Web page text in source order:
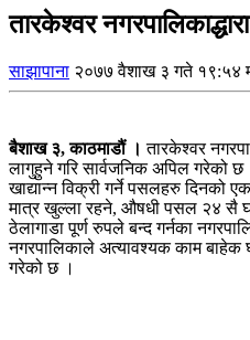
तारकेश्वर
साझापाना २०७७ वैशाख ३ गते १९:५४
बैशाख ३, काठमाडौं । तारकेश्वर
लागुहुने गरि सार्वजनिक अपिल गरेको
खाद्यान्न विक्री गर्ने पसलहरु दिनको
मात्र खुल्ला रहने, औषधी पसल २४ सै
ठेलागाडा पूर्ण रुपले बन्द गर्नका
नगरपालिकाले अत्यावश्यक काम बाहेक
गरेको छ ।